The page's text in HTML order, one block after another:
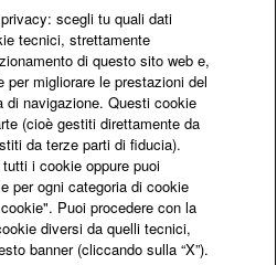
Sisal S.p.A.
IVA : 10541150966
Cookie Certifications
ITA ENG
anni opera nel mercato dei giochi per
in modo responsabile e
nel tempo.
scegli tu quali dati
tecnici, strettamente
di questo sito web e,
migliorare le prestazioni del
di navigazione. Questi cookie
(cioè gestiti direttamente da
da terze parti di fiducia).
i cookie oppure puoi
per ogni categoria di cookie
Puoi procedere con la
diversi da quelli tecnici,
banner (cliccando sulla “X”).